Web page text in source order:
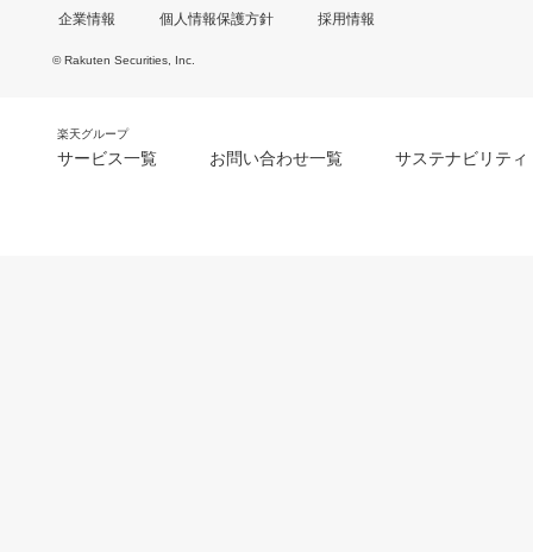
企業情報 個人情報保護方針 採用情報
© Rakuten Securities, Inc.
楽天グループ
サービス一覧 お問い合わせ一覧 サステナビリティ